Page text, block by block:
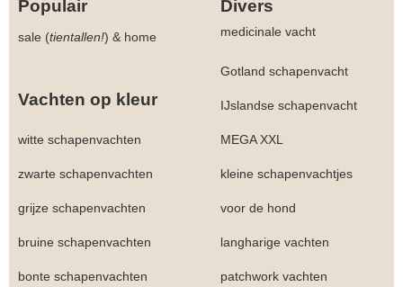
Populair Divers
sale (tientallen!) & home medicinale vacht
Gotland schapenvacht
Vachten op kleur IJslandse schapenvacht
witte schapenvachten MEGA XXL
zwarte schapenvachten kleine schapenvachtjes
grijze schapenvachten voor de hond
bruine schapenvachten langharige vachten
bonte schapenvachten patchwork vachten